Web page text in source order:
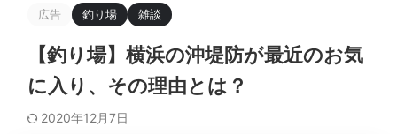
広告 釣り場 雑談
【釣り場】横浜の沖堤防が最近のお気
に入り、その理由とは？
2020年12月7日